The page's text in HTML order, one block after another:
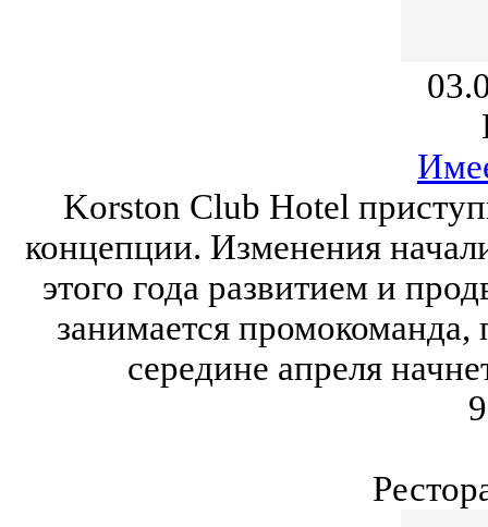
Korston Club Hotel
концепции. Изменения
этого года развитием и
занимается
середине апреля